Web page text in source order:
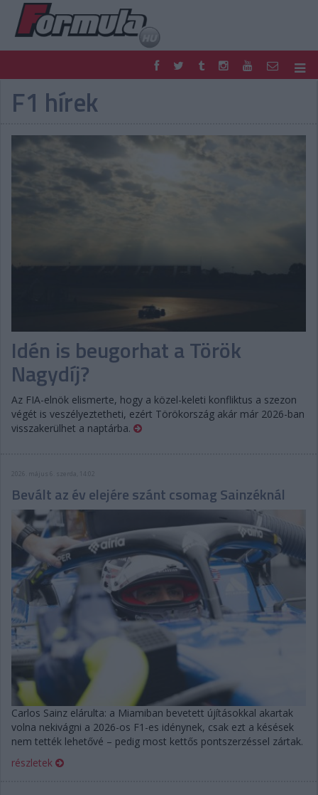
F1
FORMULA
DIGITÁLIS MAGAZIN
F1 hírek
Idén is beugorhat a Török
Nagydíj?
Az FIA-elnök elismerte, hogy a közel-keleti konfliktus a szezon
végét is veszélyeztetheti, ezért Törökország akár már 2026-ban
visszakerülhet a naptárba.
2026. május 6. szerda, 14:02
Bevált az év elejére szánt csomag Sainzéknál
Carlos Sainz elárulta: a Miamiban bevetett újításokkal akartak
volna nekivágni a 2026-os F1-es idénynek, csak ezt a késések
nem tették lehetővé – pedig most kettős pontszerzéssel zártak.
részletek